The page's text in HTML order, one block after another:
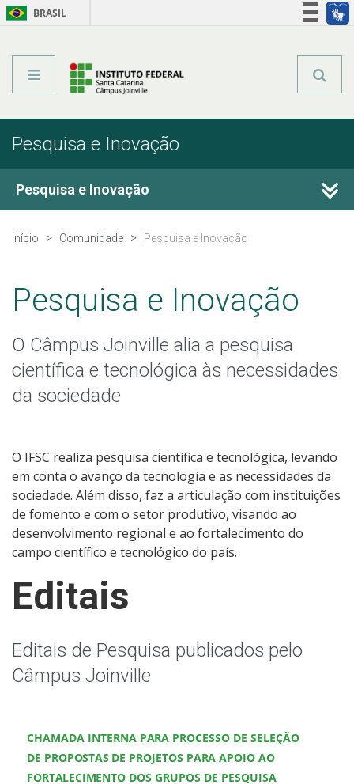
BRASIL
Pesquisa e Inovação
Pesquisa e Inovação
Programas de Pesquisa
Pesquisadores
Grupos de Pesquisa
Pesquisa com dados/entrevistas institucionais
Início Comunidade Pesquisa e Inovação
Pesquisa e Inovação
O Câmpus Joinville alia a pesquisa
científica e tecnológica às necessidades
da sociedade
O IFSC realiza pesquisa científica e tecnológica, levando
em conta o avanço da tecnologia e as necessidades da
sociedade. Além disso, faz a articulação com instituições
de fomento e com o setor produtivo, visando ao
desenvolvimento regional e ao fortalecimento do
campo científico e tecnológico do país.
Editais
Editais de Pesquisa publicados pelo
Câmpus Joinville
CHAMADA INTERNA PARAPROCESSO DE SELEÇÃO
DE PROPOSTAS DE PROJETOS PARAAPOIO AO
FORTALECIMENTODOS GRUPOS DE PESQUISA